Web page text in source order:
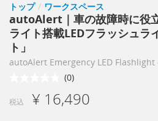
トップ / ワークスペース
autoAlert｜車の故障時に役
ライト搭載LEDフラッシュラ
ト」
autoAlert Emergency LED Flashlight
(0)
税込 ¥ 16,490